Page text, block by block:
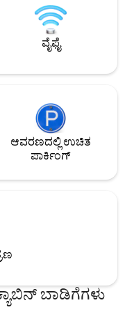
ಫುಟ್‌ಪಾತ್‌ಗಳು,
ಅನ್ವೇಷಿಸಿ. ವಿನಂತಿಯ
ಕ್ಲೈಂಬಿಂಗ್
ವೈಫೈ
ಆವರಣದಲ್ಲಿ ಉಚಿತ
ಪಾರ್ಕಿಂಗ್
ಬಾಡಿಗೆಗಳು